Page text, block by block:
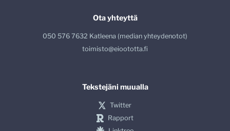
Ota yhteyttä
050 576 7632 Katleena (median yhteydenotot)
toimisto@eioototta.fi
Tekstejäni muualla
Twitter
Rapport